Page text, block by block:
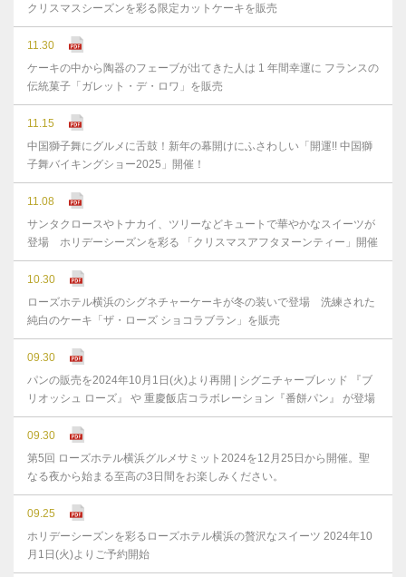
クリスマスシーズンを彩る限定カットケーキを販売
11.30
ケーキの中から陶器のフェーブが出てきた人は 1 年間幸運に フランスの
伝統菓子「ガレット・デ・ロワ」を販売
11.15
中国獅子舞にグルメに舌鼓！新年の幕開けにふさわしい「開運!! 中国獅
子舞バイキングショー2025」開催！
11.08
サンタクロースやトナカイ、ツリーなどキュートで華やかなスイーツが
登場 ホリデーシーズンを彩る 「クリスマスアフタヌーンティー」開催
10.30
ローズホテル横浜のシグネチャーケーキが冬の装いで登場 洗練された
純白のケーキ「ザ・ローズ ショコラブラン」を販売
09.30
パンの販売を2024年10月1日(火)より再開 | シグニチャーブレッド 『ブ
リオッシュ ローズ』 や 重慶飯店コラボレーション『番餅パン』 が登場
09.30
第5回 ローズホテル横浜グルメサミット2024を12月25日から開催。聖
なる夜から始まる至高の3日間をお楽しみください。
09.25
ホリデーシーズンを彩るローズホテル横浜の贅沢なスイーツ 2024年10
月1日(火)よりご予約開始